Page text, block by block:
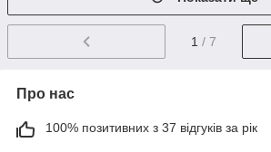
1 / 7
Про нас
100% позитивних з 37 відгуків за рік